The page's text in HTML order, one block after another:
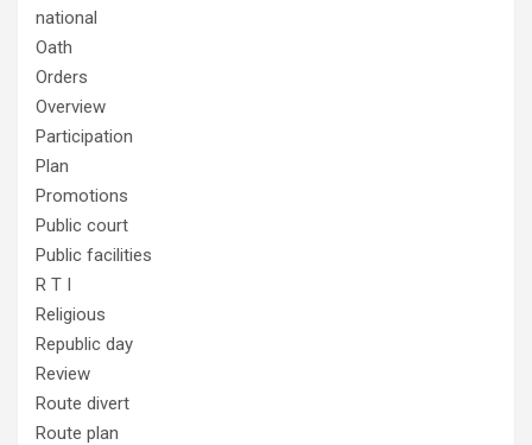
national
Oath
Orders
Overview
Participation
Plan
Promotions
Public court
Public facilities
R T I
Religious
Republic day
Review
Route divert
Route plan